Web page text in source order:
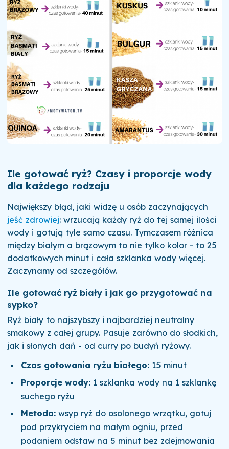
Ile gotować ryż? Czasy i proporcje wody
dla każdego rodzaju
Największy błąd, jaki widzę u osób zaczynających
jeść zdrowiej: wrzucają każdy ryż do tej samej ilości
wody i gotują tyle samo czasu. Tymczasem różnica
między białym a brązowym to nie tylko kolor - to 25
dodatkowych minut i cała szklanka wody więcej.
Zaczynamy od szczegółów.
Ile gotować ryż biały i jak go przygotować na
sypko?
Ryż biały to najszybszy i najbardziej neutralny
smakowy z całej grupy. Pasuje zarówno do słodkich,
jak i słonych dań - od curry po budyń ryżowy.
Czas gotowania ryżu białego: 15 minut
Proporcje wody: 1 szklanka wody na 1 szklankę
suchego ryżu
Metoda: wsyp ryż do osolonego wrzątku, gotuj
pod przykryciem na małym ogniu, przed
podaniem odstaw na 5 minut bez zdejmowania